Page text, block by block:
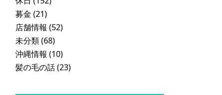
募金 (21)
店舗情報 (52)
未分類(68)
沖縄情報 (10)
髪の毛の話(23)